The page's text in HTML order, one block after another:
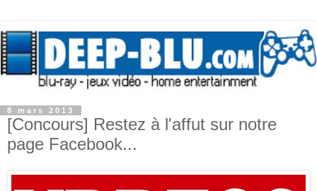
8 mars 2013
[Concours] Restez à l'affut sur notre
page Facebook...